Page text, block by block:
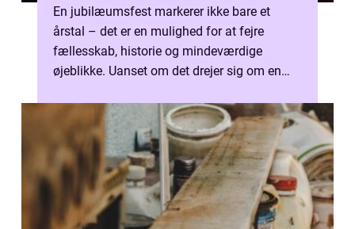
En jubilæumsfest markerer ikke bare et
årstal – det er en mulighed for at fejre
fællesskab, historie og mindeværdige
øjeblikke. Uanset om det drejer sig om en